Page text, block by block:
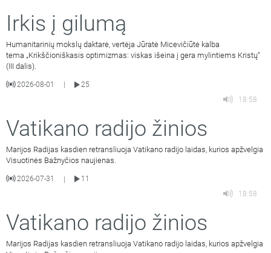
Irkis į gilumą
Humanitarinių mokslų daktarė, vertėja Jūratė Micevičiūtė kalba
tema „Krikščioniškasis optimizmas: viskas išeina į gera mylintiems Kristų“
(III dalis).
2026-08-01
25
18:58
Vatikano radijo žinios
Marijos Radijas kasdien retransliuoja Vatikano radijo laidas, kurios apžvelgia
Visuotinės Bažnyčios naujienas.
2026-07-31 |
11
18:58
Vatikano radijo žinios
Marijos Radijas kasdien retransliuoja Vatikano radijo laidas, kurios apžvelgia